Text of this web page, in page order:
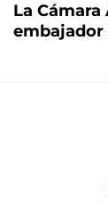
La
embajador